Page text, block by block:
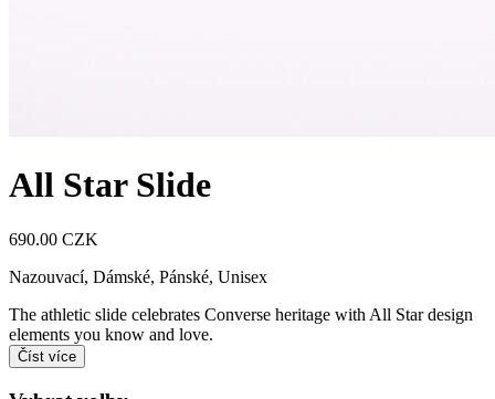
All Star Slide
690.00 CZK
Nazouvací, Dámské, Pánské, Unisex
The athletic slide celebrates Converse heritage with All Star design
elements you know and love.
Číst více